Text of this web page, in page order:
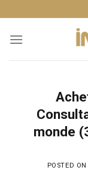
to
content
monde
POSTED